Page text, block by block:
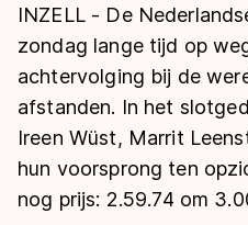
Langebaan
Shorttrack
Inlineskaten
Kunstschaatsen
Schoonrijden
Uitslagen
Langebaan
Shorttrack
Marathon
Inlineskaten
Tijden & historie
Ranglijsten Langebaan
Persoonlijke records &
De weg op
Inschrijven wedstrijden
INZELL - De
zondag lange tijd op
achtervolging bij de
afstanden. In het
Ireen Wüst, Marrit
hun voorsprong ten
nog prijs: 2.59.74 om